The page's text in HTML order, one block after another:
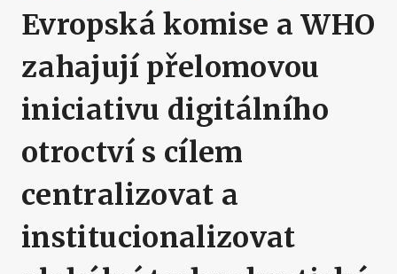
Evropská komise a WHO
zahajují přelomovou
iniciativu digitálního
otroctví s cílem
centralizovat a
institucionalizovat